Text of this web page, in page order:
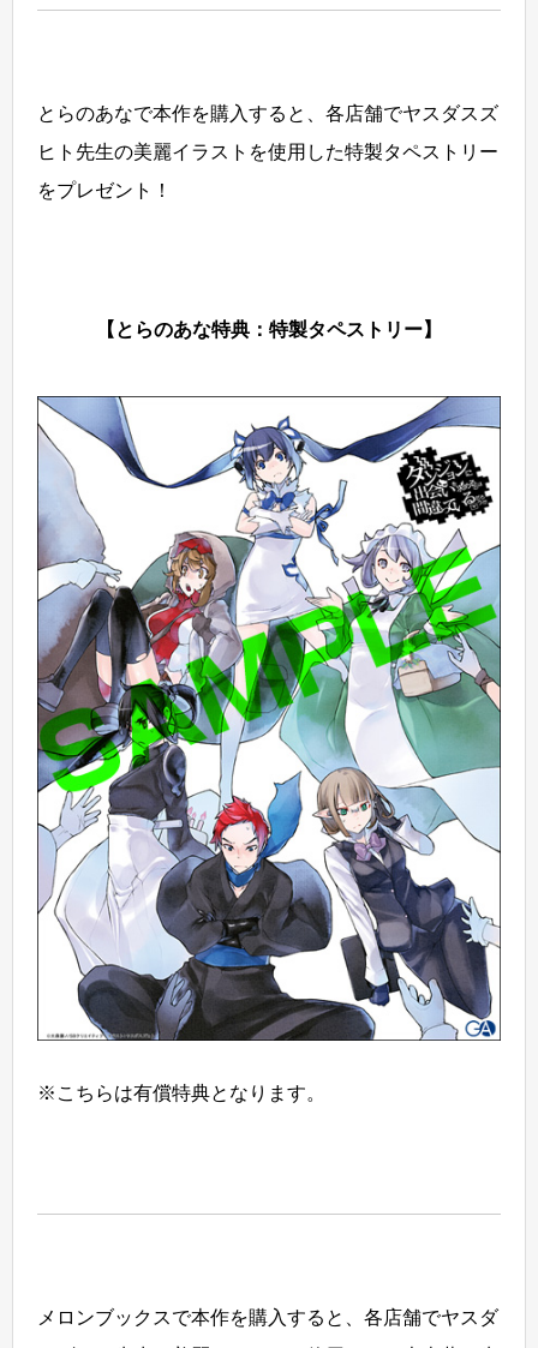
とらのあなで本作を購入すると、各店舗でヤスダスズ
ヒト先生の美麗イラストを使用した特製タペストリー
をプレゼント！
【とらのあな特典：特製タペストリー】
※こちらは有償特典となります。
メロンブックスで本作を購入すると、各店舗でヤスダ